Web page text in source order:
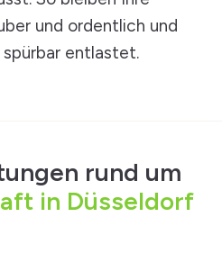
und ordentlich und
entlastet.
rund um
in Düsseldorf